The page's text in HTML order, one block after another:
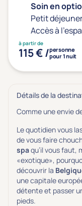
Thalasso
Thématiques
Accès à
Massage,
Remise en
Beauté & anti-
Silhouette,
Gestion du
Soin en
Petit
Accès à
à partir de
115 € /personne
pour 1 nuit
Détails de la
Comme une envie
Le quotidien vous
de vous faire
spaqu’il vous faut,
«exotique»,
découvrir la
une capitale
détente et passer
pieds.